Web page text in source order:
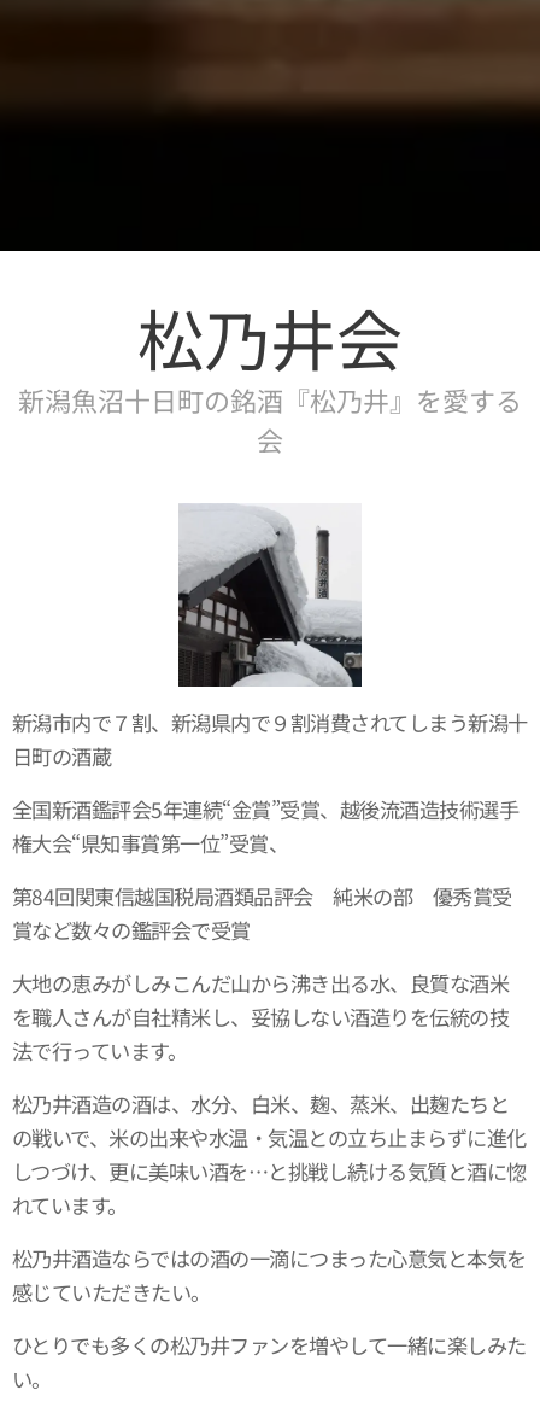
松乃井会
新潟魚沼十日町の銘酒『松乃井』を愛する
会
新潟市内で７割、新潟県内で９割消費されてしまう新潟十
日町の酒蔵
全国新酒鑑評会5年連続“金賞”受賞、越後流酒造技術選手
権大会“県知事賞第一位”受賞、
第84回関東信越国税局酒類品評会 純米の部 優秀賞受
賞など数々の鑑評会で受賞
大地の恵みがしみこんだ山から沸き出る水、良質な酒米
を職人さんが自社精米し、妥協しない酒造りを伝統の技
法で行っています。
松乃井酒造の酒は、水分、白米、麹、蒸米、出麹たちと
の戦いで、米の出来や水温・気温との立ち止まらずに進化
しつづけ、更に美味い酒を…と挑戦し続ける気質と酒に惚
れています。
松乃井酒造ならではの酒の一滴につまった心意気と本気を
感じていただきたい。
ひとりでも多くの松乃井ファンを増やして一緒に楽しみた
い。